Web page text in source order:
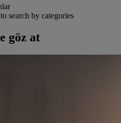
search by categories
göz at